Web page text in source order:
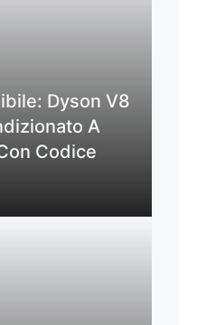
Dyson V8
A
Codice